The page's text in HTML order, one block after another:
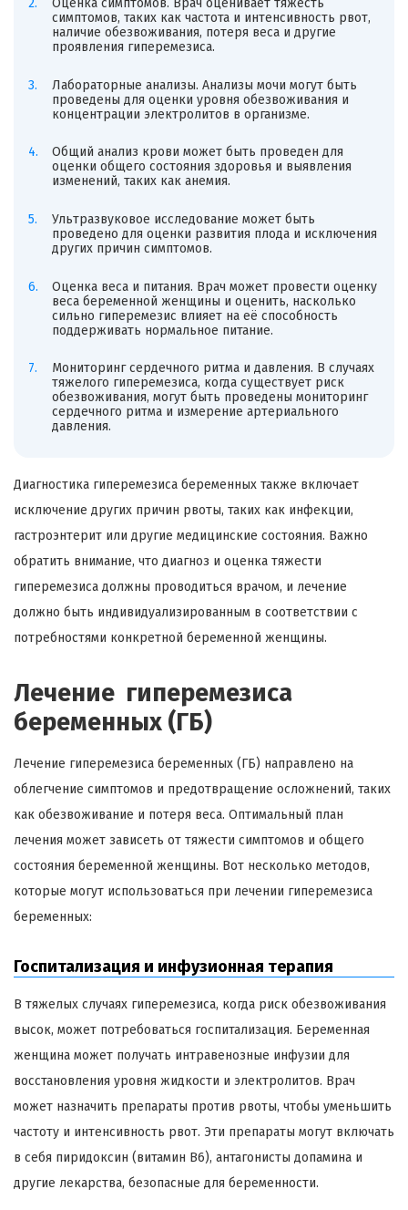
Оценка симптомов. Врач оценивает тяжесть
симптомов, таких как частота и интенсивность рвот,
наличие обезвоживания, потеря веса и другие
проявления гиперемезиса.
Лабораторные анализы. Анализы мочи могут быть
проведены для оценки уровня обезвоживания и
концентрации электролитов в организме.
Общий анализ крови может быть проведен для
оценки общего состояния здоровья и выявления
изменений, таких как анемия.
Ультразвуковое исследование может быть
проведено для оценки развития плода и исключения
других причин симптомов.
Оценка веса и питания. Врач может провести оценку
веса беременной женщины и оценить, насколько
сильно гиперемезис влияет на её способность
поддерживать нормальное питание.
Мониторинг сердечного ритма и давления. В случаях
тяжелого гиперемезиса, когда существует риск
обезвоживания, могут быть проведены мониторинг
сердечного ритма и измерение артериального
давления.
Диагностика гиперемезиса беременных также включает
исключение других причин рвоты, таких как инфекции,
гастроэнтерит или другие медицинские состояния. Важно
обратить внимание, что диагноз и оценка тяжести
гиперемезиса должны проводиться врачом, и лечение
должно быть индивидуализированным в соответствии с
потребностями конкретной беременной женщины.
Лечение гиперемезиса
беременных (ГБ)
Лечение гиперемезиса беременных (ГБ) направлено на
облегчение симптомов и предотвращение осложнений, таких
как обезвоживание и потеря веса. Оптимальный план
лечения может зависеть от тяжести симптомов и общего
состояния беременной женщины. Вот несколько методов,
которые могут использоваться при лечении гиперемезиса
беременных:
Госпитализация и инфузионная терапия
В тяжелых случаях гиперемезиса, когда риск обезвоживания
высок, может потребоваться госпитализация. Беременная
женщина может получать интравенозные инфузии для
восстановления уровня жидкости и электролитов. Врач
может назначить препараты против рвоты, чтобы уменьшить
частоту и интенсивность рвот. Эти препараты могут включать
в себя пиридоксин (витамин B6), антагонисты допамина и
другие лекарства, безопасные для беременности.